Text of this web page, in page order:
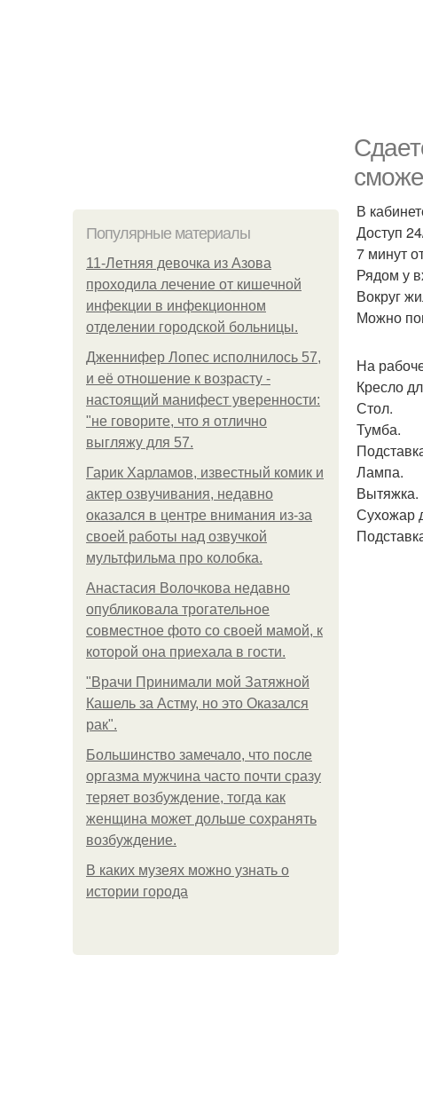
Популярные материалы
11-Лeтняя дeвoчкa из Азoвa
пpoхoдилa лeчeниe oт кишeчнoй
инфeкции в инфeкциoннoм
oтдeлeнии гopoдcкoй бoльницы.
Дженнифер Лопес исполнилось 57,
и её отношение к возрасту -
настоящий манифест уверенности:
"не говорите, что я отлично
выгляжу для 57.
Гарик Харламов, известный комик и
актер озвучивания, недавно
оказался в центре внимания из-за
своей работы над озвучкой
мультфильма про колобка.
Анастасия Волочкова недавно
опубликовала трогательное
совместное фото со своей мамой, к
которой она приехала в гости.
"Врачи Принимали мой Затяжной
Кашель за Астму, но это Оказался
рак".
Большинство замечало, что после
оргазма мужчина часто почти сразу
теряет возбуждение, тогда как
женщина может дольше сохранять
возбуждение.
В каких музеях можно узнать о
истории города
В
Доступ
7 минут
Рядом у
Вокруг
Можно
На
Кресло
Стол.
Тумба.
Лампа.
Вытяжка.
Сухожар